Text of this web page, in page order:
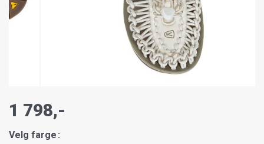
1 798,-
Velg farge